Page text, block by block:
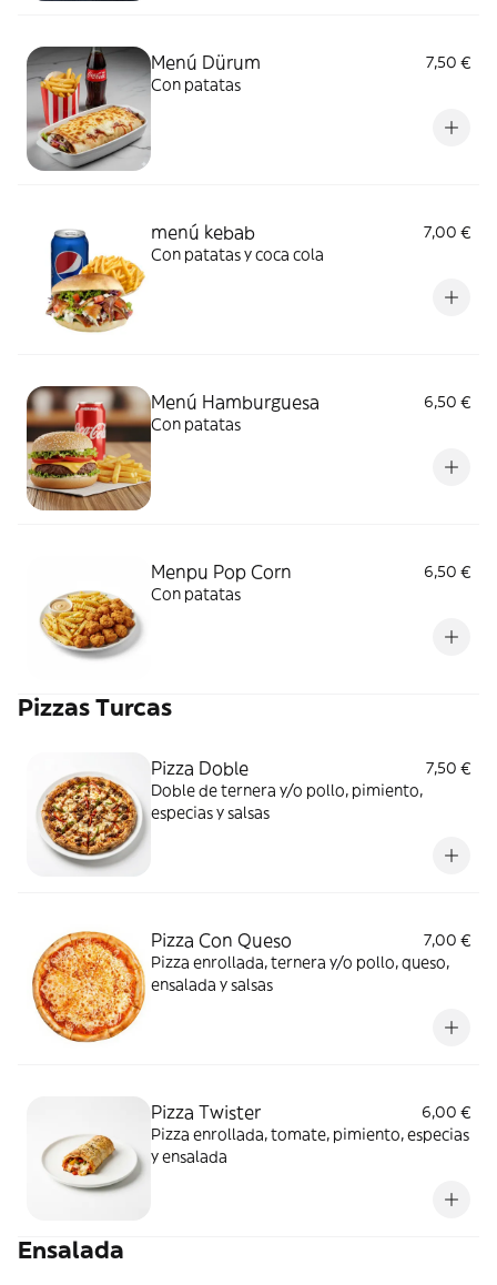
Menú Dürum
7,50 €
Con patatas
menú kebab
7,00 €
Con patatas y coca cola
Menú Hamburguesa
6,50 €
Con patatas
Menpu Pop Corn
6,50 €
Con patatas
Pizzas Turcas
Pizza Doble
7,50 €
Doble de ternera y/o pollo, pimiento,
especias y salsas
Pizza Con Queso
7,00 €
Pizza enrollada, ternera y/o pollo, queso,
ensalada y salsas
Pizza Twister
6,00 €
Pizza enrollada, tomate, pimiento, especias
y ensalada
Ensalada